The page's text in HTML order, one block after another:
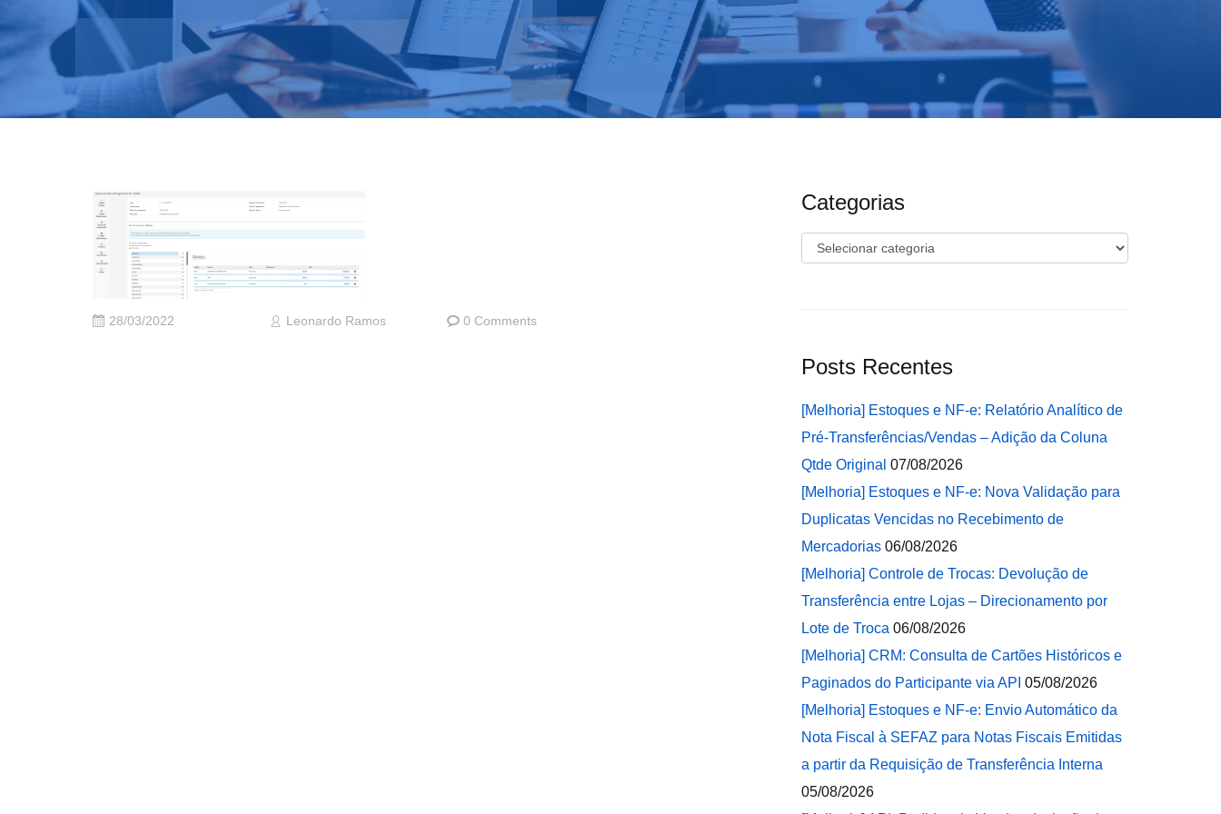
28/03/2022 Leonardo Ramos 0 Comments
Categorias
Categorias
Posts Recentes
[Melhoria] Estoques e NF-e: Relatório Analítico de
Pré-Transferências/Vendas – Adição da Coluna
Qtde Original 07/08/2026
[Melhoria] Estoques e NF-e: Nova Validação para
Duplicatas Vencidas no Recebimento de
Mercadorias 06/08/2026
[Melhoria] Controle de Trocas: Devolução de
Transferência entre Lojas – Direcionamento por
Lote de Troca 06/08/2026
[Melhoria] CRM: Consulta de Cartões Históricos e
Paginados do Participante via API 05/08/2026
[Melhoria] Estoques e NF-e: Envio Automático da
Nota Fiscal à SEFAZ para Notas Fiscais Emitidas
a partir da Requisição de Transferência Interna
05/08/2026